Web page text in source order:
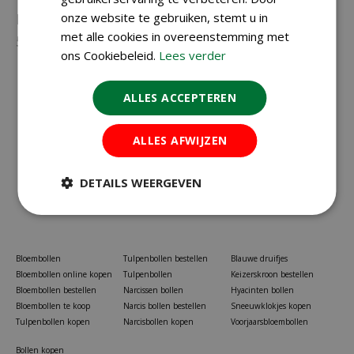
Neem gerust contact met ons op via
5581528ofinfo@koopbloembollen.nl
Bloembollen
Bloembollen online kopen
Bloembollen bestellen
Bloembollen te koop
Tulpenbollen kopen
Tulpenbollen bestellen
Tulpenbollen
Narcissen bollen
Narcis bollen bestellen
Narcisbollen kopen
Blauwe druifjes
Keizerskroon bestellen
Hyacinten bollen
Sneeuwklokjes kopen
Voorjaarsbloembollen
Bollen kopen
onze website te gebruiken, stemt u in
met alle cookies in overeenstemming met
ons Cookiebeleid. Lees verder
ALLES ACCEPTEREN
ALLES AFWIJZEN
DETAILS WEERGEVEN